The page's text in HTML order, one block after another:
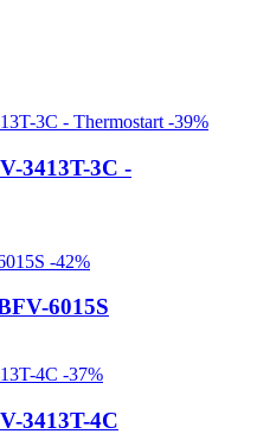
-39%
3413T-3C -
-42%
6015S
-37%
3413T-4C